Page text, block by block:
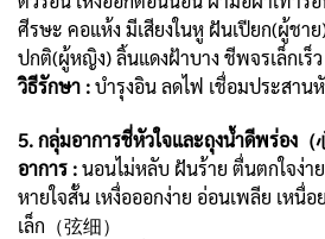
ศีรษะ คอแห้ง มีเสียงในหู ฝันเปียก(ผู้ชาย
ปกติ(ผู้หญิง) ลิ้นแดงฝ้าบาง ชีพจรเล็กเร็ว
วิธีรักษา :บำรุงอิน ลดไฟ เชื่อมประสาน
5. กลุ่มอาการชี่หัวใจและถุงน้ำดีพร่อง（
อาการ :นอนไม่หลับ ฝันร้าย ตื่นตกใจง่า
หายใจสั้น เหงื่อออกง่าย อ่อนเพลีย เหนื่
เล็ก（弦细）